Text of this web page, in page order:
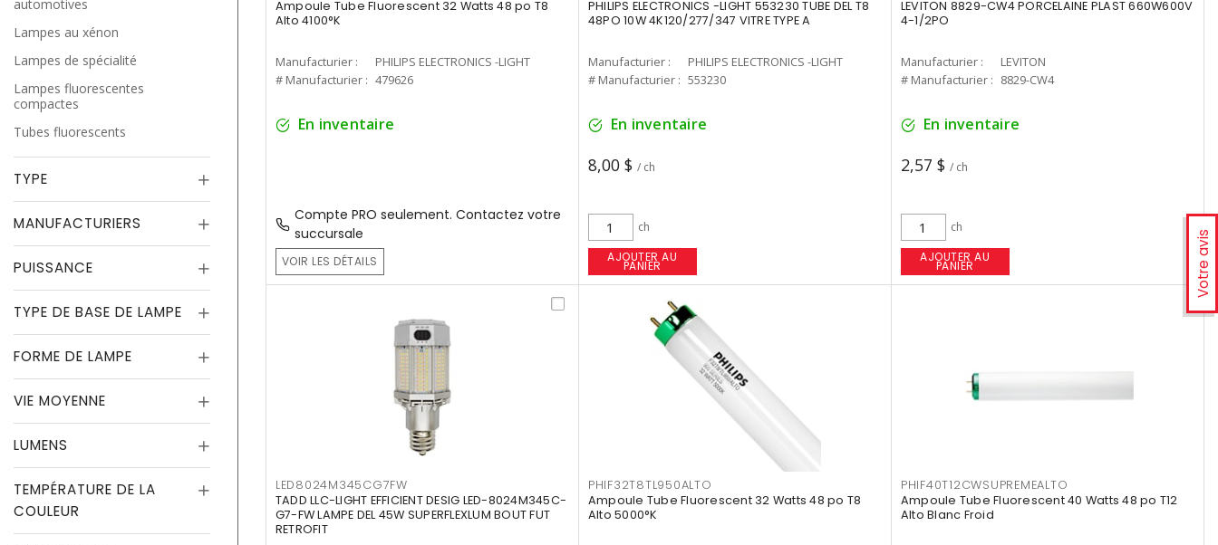
Votre avis
automotives
Lampes au xénon
Lampes de spécialité
Lampes fluorescentes
compactes
Tubes fluorescents
TYPE
MANUFACTURIERS
PUISSANCE
TYPE DE BASE DE LAMPE
FORME DE LAMPE
VIE MOYENNE
LUMENS
TEMPÉRATURE DE LA
COULEUR
Ampoule Tube Fluorescent 32 Watts 48 po T8
Alto 4100°K
Manufacturier :
PHILIPS ELECTRONICS -LIGHT
# Manufacturier : 479626
En inventaire
Compte PRO seulement. Contactez votre
succursale
VOIR LES DÉTAILS
PHILIPS ELECTRONICS -LIGHT 553230 TUBE DEL T8
48PO 10W 4K120/277/347 VITRE TYPE A
Manufacturier :
PHILIPS ELECTRONICS -LIGHT
# Manufacturier : 553230
En inventaire
8,00 $ / ch
ch
AJOUTER AU
PANIER
LEVITON 8829-CW4 PORCELAINE PLAST 660W600V
4-1/2PO
Manufacturier :
LEVITON
# Manufacturier : 8829-CW4
En inventaire
2,57 $ / ch
ch
AJOUTER AU
PANIER
LED8024M345CG7FW
TADD LLC-LIGHT EFFICIENT DESIG LED-8024M345C-
G7-FW LAMPE DEL 45W SUPERFLEXLUM BOUT FUT
RETROFIT
PHIF32T8TL950ALTO
Ampoule Tube Fluorescent 32 Watts 48 po T8
Alto 5000°K
PHIF40T12CWSUPREMEALTO
Ampoule Tube Fluorescent 40 Watts 48 po T12
Alto Blanc Froid